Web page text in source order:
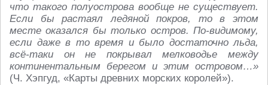
что такого полуострова вообще не существует.
Если бы растаял ледяной покров, то в этом
месте оказался бы только остров. По-видимому,
если даже в то время и было достаточно льда,
всё-таки он не покрывал мелководье между
континентальным берегом и этим островом…»
(Ч. Хэпгуд, «Карты древних морских королей»).